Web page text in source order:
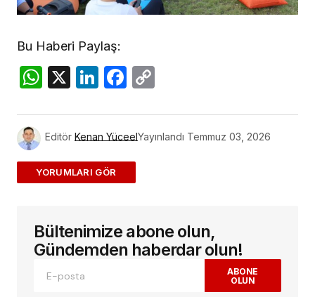
Bu Haberi Paylaş:
WhatsApp
X LinkedIn
Facebook
Editör Kenan YüceelYayınlandı Temmuz 03, 2026
ADD A COMMENT
E-posta adresiniz yayınlanmayacak.
alanlar*ile işaretlenmişlerdir
Yorum
Bültenimize abone olun,
Gündemden haberdar olun!
ABONE
OLUN